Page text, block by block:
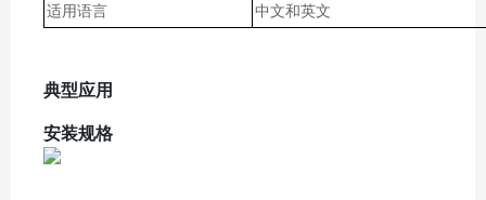
适用语言
中文和英文
典型应用
安装规格